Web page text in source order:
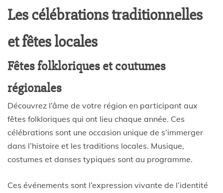
Les célébrations traditionnelles
et fêtes locales
Fêtes folkloriques et coutumes
régionales
Découvrez l’âme de votre région en participant aux
fêtes folkloriques qui ont lieu chaque année. Ces
célébrations sont une occasion unique de s’immerger
dans l’histoire et les traditions locales. Musique,
costumes et danses typiques sont au programme.
Ces événements sont l’expression vivante de l’identité